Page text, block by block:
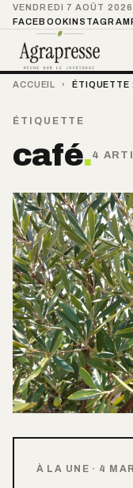
VENDREDI 7 AOÛT 2026
FACEBOOKINSTAGRAM
ACCUEIL › ÉTIQUETTE
ÉTIQUETTE
café.4
À LA UNE · 4 MAR